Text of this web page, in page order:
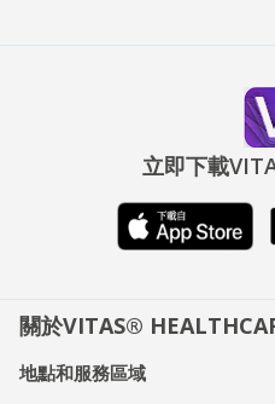
立即下載
關於VITAS®
地點和服務區域